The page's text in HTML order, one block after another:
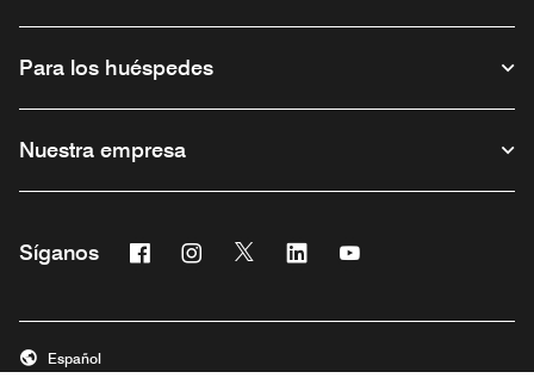
Para los huéspedes
Nuestra empresa
Síganos Facebook
Abre una ventana nueva
Instagram
Abre una ventana nueva
Twitter
Abre una ventana nueva
Linkedin
Abre una ventana nueva
Abre una ventana
Español